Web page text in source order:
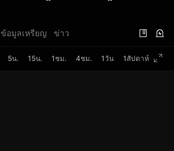
ข้อมูลเหรียญ ข่าว
5น. 15น. 1ชม. 4ชม. 1วัน 1สัปดาห์